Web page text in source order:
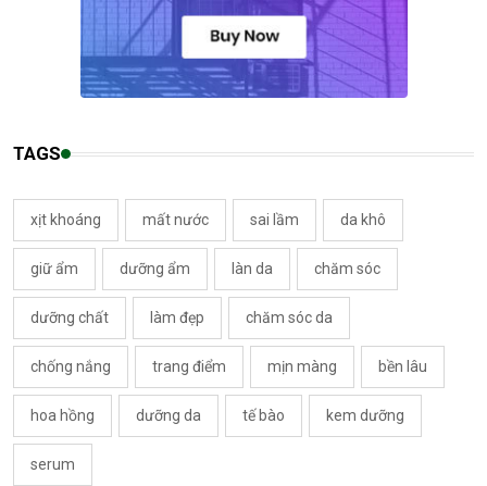
TAGS
xịt khoáng mất nước sai lầm da khô
giữ ẩm dưỡng ẩm làn da chăm sóc
dưỡng chất làm đẹp chăm sóc da
chống nắng trang điểm mịn màng bền lâu
hoa hồng dưỡng da tế bào kem dưỡng
serum